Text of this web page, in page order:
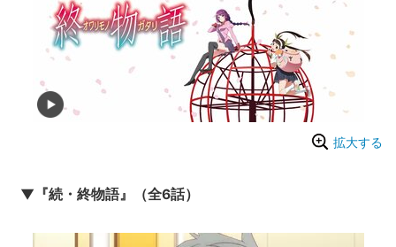
拡大する
▼『続・終物語』（全6話）